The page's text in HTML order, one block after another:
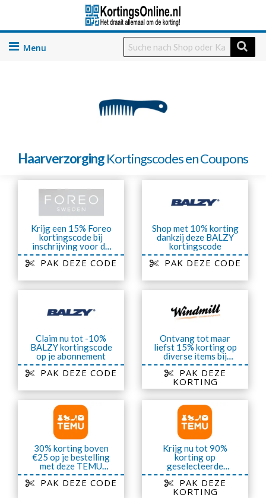
Skip
HaarverzorgingKortingscodes en Coupons
Krijg een 15% Foreo
kortingscode bij
inschrijving voor de
nieuwsbrief
PAK DEZE CODE
Shop met 10% korting
dankzij deze BALZY
kortingscode
PAK DEZE CODE
Claim nu tot -10%
BALZY kortingscode
op je abonnement
PAK DEZE CODE
Ontvang tot maar
liefst 15% korting op
diverse items bij
Windmill Shaving
PAK DEZE
KORTING
30% korting boven
€25 op je bestelling
met deze TEMU
kortingscode
PAK DEZE CODE
Krijg nu tot 90%
korting op
geselecteerde
artikelen van TEMU
PAK DEZE
KORTING